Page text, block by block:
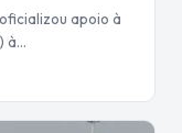
apoio à
à…